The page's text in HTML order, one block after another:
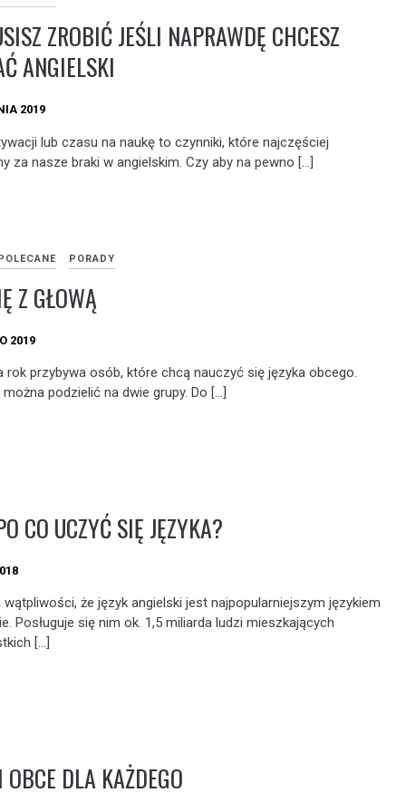
ZROBIĆ JEŚLI NAPRAWDĘ CHCESZ
ANGIELSKI
2019
lub czasu na naukę to czynniki, które najczęściej
za nasze braki w angielskim. Czy aby na pewno […]
PORADY
Z GŁOWĄ
2019
rok przybywa osób, które chcą nauczyć się języka obcego.
podzielić na dwie grupy. Do […]
CO UCZYĆ SIĘ JĘZYKA?
wątpliwości, że język angielski jest najpopularniejszym językiem
Posługuje się nim ok. 1,5 miliarda ludzi mieszkających
[…]
OBCE DLA KAŻDEGO